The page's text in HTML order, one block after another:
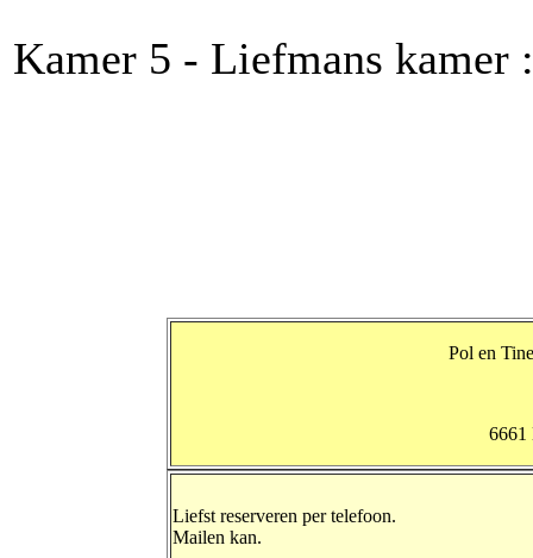
Kamer 5 - Liefmans kamer
Pol en
6661
Liefst reserveren per telefoon.
Mailen kan.